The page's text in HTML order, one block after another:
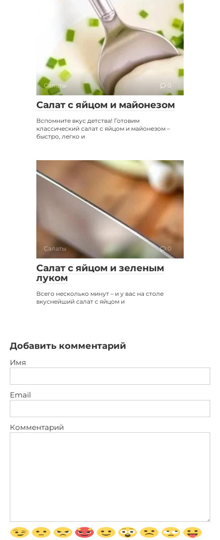
Салаты 0
Салат с яйцом и майонезом
Вспомните вкус детства! Готовим
классический салат с яйцом и майонезом –
быстро, легко и
Салаты 0
Салат с яйцом и зеленым
луком
Всего несколько минут – и у вас на столе
вкуснейший салат с яйцом и
Добавить комментарий
Имя
Email
Комментарий